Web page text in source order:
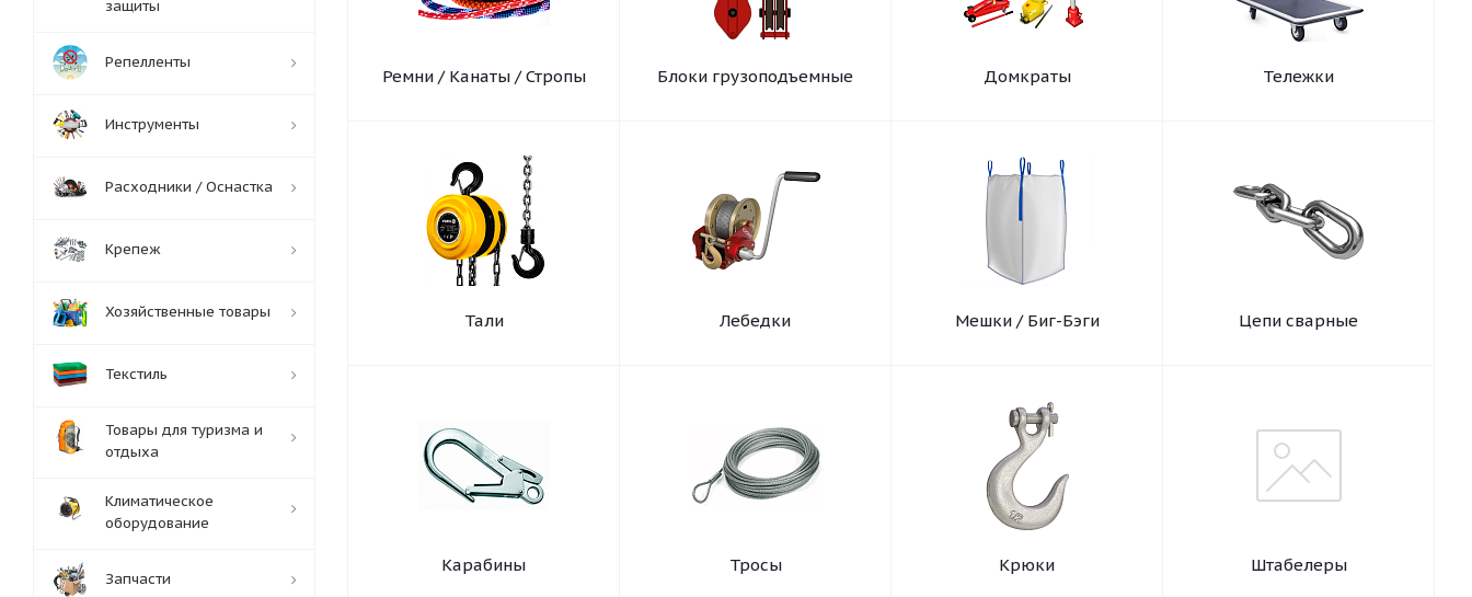
Ремни / Канаты / Стропы Блоки грузоподъемные Домкраты Тележки
Тали Лебедки Мешки / Биг-Бэги Цепи сварные
Карабины Тросы Крюки Штабелеры
защиты
Репелленты
Инструменты
Расходники / Оснастка
Крепеж
Хозяйственные товары
Текстиль
Товары для туризма и
отдыха
Климатическое
оборудование
Запчасти